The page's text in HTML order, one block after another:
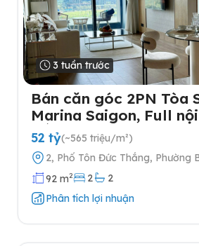
3 tuần trước
Bán căn góc 2PN Tòa
Marina Saigon, Full
cấp
52 tỷ(~565 triệu/m²)
2, Phố Tôn Đức Thắng, Phường
Thành phố Hồ Chí Minh
92 m2 2
2
Phân tích lợi nhuận